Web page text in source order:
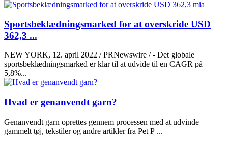
Sportsbeklædningsmarked for at overskride USD
362,3 ...
NEW YORK, 12. april 2022 / PRNewswire / - Det globale
sportsbeklædningsmarked er klar til at udvide til en CAGR på
5,8%...
Hvad er genanvendt garn?
Genanvendt garn oprettes gennem processen med at udvinde
gammelt tøj, tekstiler og andre artikler fra Pet P ...